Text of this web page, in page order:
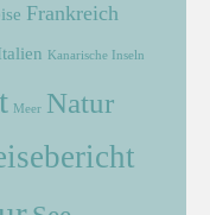
Frankreich
Kanarische Inseln
Meer Natur